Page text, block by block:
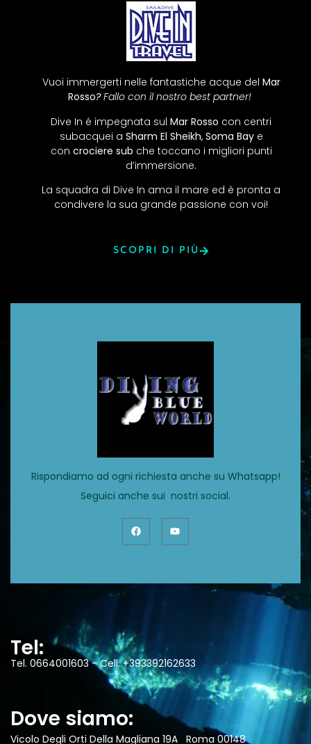
Vuoi immergerti nelle fantastiche acque del Mar
Rosso?Fallo con il nostro best partner!
Dive In é impegnata sul Mar Rosso con centri
subacquei a Sharm El Sheikh, Soma Baye
con crociere sub che toccano i migliori punti
d’immersione.
La squadra di Dive In ama il mare ed è pronta a
condivere la sua grande passione con voi!
SCOPRI DI PIÙ
Rispondiamo ad ogni richiesta anche su Whatsapp!
Seguici anche sui nostri social.
Tel:
Tel. 0664001603 - Cell. +393392162633
Dove siamo:
Vicolo Degli Orti Della Magliana 19A Roma 00148